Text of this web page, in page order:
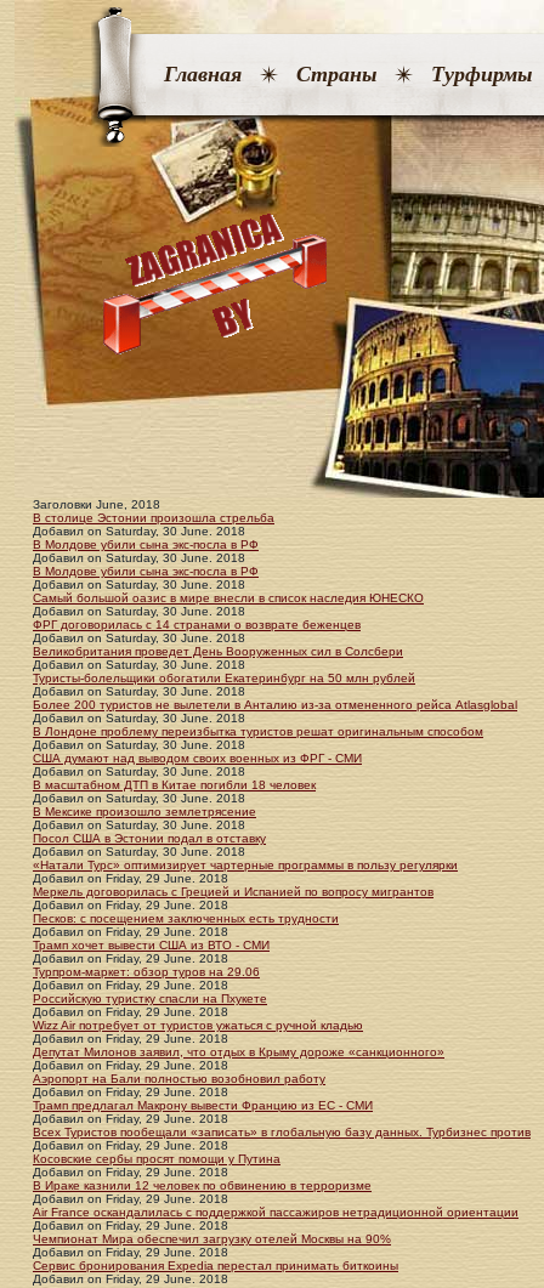
Главная Страны Турфирмы
Заголовки June, 2018
В столице Эстонии произошла стрельба
Добавил on Saturday, 30 June. 2018
В Молдове убили сына экс-посла в РФ
Добавил on Saturday, 30 June. 2018
В Молдове убили сына экс-посла в РФ
Добавил on Saturday, 30 June. 2018
Самый большой оазис в мире внесли в список наследия ЮНЕСКО
Добавил on Saturday, 30 June. 2018
ФРГ договорилась с 14 странами о возврате беженцев
Добавил on Saturday, 30 June. 2018
Великобритания проведет День Вооруженных сил в Солсбери
Добавил on Saturday, 30 June. 2018
Туристы-болельщики обогатили Екатеринбург на 50 млн рублей
Добавил on Saturday, 30 June. 2018
Более 200 туристов не вылетели в Анталию из-за отмененного рейса Atlasglobal
Добавил on Saturday, 30 June. 2018
В Лондоне проблему переизбытка туристов решат оригинальным способом
Добавил on Saturday, 30 June. 2018
США думают над выводом своих военных из ФРГ - СМИ
Добавил on Saturday, 30 June. 2018
В масштабном ДТП в Китае погибли 18 человек
Добавил on Saturday, 30 June. 2018
В Мексике произошло землетрясение
Добавил on Saturday, 30 June. 2018
Посол США в Эстонии подал в отставку
Добавил on Saturday, 30 June. 2018
«Натали Турс» оптимизирует чартерные программы в пользу регулярки
Добавил on Friday, 29 June. 2018
Меркель договорилась с Грецией и Испанией по вопросу мигрантов
Добавил on Friday, 29 June. 2018
Песков: с посещением заключенных есть трудности
Добавил on Friday, 29 June. 2018
Трамп хочет вывести США из ВТО - СМИ
Добавил on Friday, 29 June. 2018
Турпром-маркет: обзор туров на 29.06
Добавил on Friday, 29 June. 2018
Российскую туристку спасли на Пхукете
Добавил on Friday, 29 June. 2018
Wizz Air потребует от туристов ужаться с ручной кладью
Добавил on Friday, 29 June. 2018
Депутат Милонов заявил, что отдых в Крыму дороже «санкционного»
Добавил on Friday, 29 June. 2018
Аэропорт на Бали полностью возобновил работу
Добавил on Friday, 29 June. 2018
Трамп предлагал Макрону вывести Францию из ЕС - СМИ
Добавил on Friday, 29 June. 2018
Всех Туристов пообещали «записать» в глобальную базу данных. Турбизнес против
Добавил on Friday, 29 June. 2018
Косовские сербы просят помощи у Путина
Добавил on Friday, 29 June. 2018
В Ираке казнили 12 человек по обвинению в терроризме
Добавил on Friday, 29 June. 2018
Air France оскандалилась с поддержкой пассажиров нетрадиционной ориентации
Добавил on Friday, 29 June. 2018
Чемпионат Мира обеспечил загрузку отелей Москвы на 90%
Добавил on Friday, 29 June. 2018
Сервис бронирования Expedia перестал принимать биткоины
Добавил on Friday, 29 June. 2018